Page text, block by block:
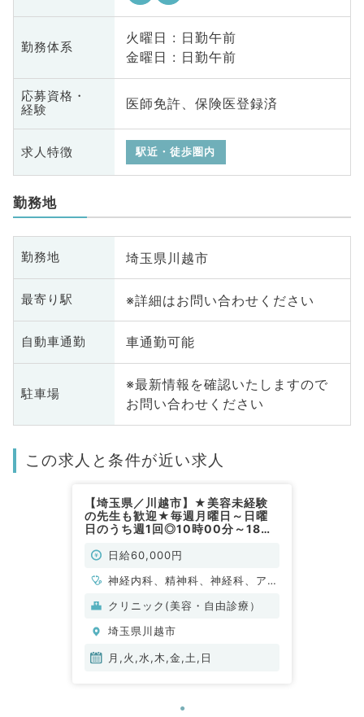
勤務体系
火曜日 : 日勤午前
金曜日 : 日勤午前
応募資格・
経験
医師免許、保険医登録済
求人特徴 駅近・徒歩圏内
勤務地
勤務地 埼玉県川越市
最寄り駅 ※詳細はお問い合わせください
自動車通勤 車通勤可能
駐車場
※最新情報を確認いたしますので
お問い合わせください
この求人と条件が近い求人
【埼玉県／川越市】★美容未経験
の先生も歓迎★毎週月曜日～日曜
日のうち週1回◎10時00分～18時
談（美容皮膚科／非常勤）
日給60,000円
神経内科、精神科、神経科、アレ
ルギー科、リウマチ科、小児科、
脳神経外科、呼吸器外科、心臓血
管外科、小児外科、皮膚科、泌尿
放射線科、リハビリテーション
クリニック(美容・自由診療）
埼玉県川越市
月,火,水,木,金,土,日